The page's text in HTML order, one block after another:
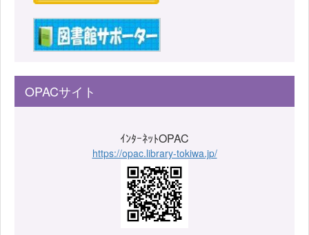
OPACサイト
ｲﾝﾀｰﾈｯﾄOPAC
https://opac.library-tokiwa.jp/